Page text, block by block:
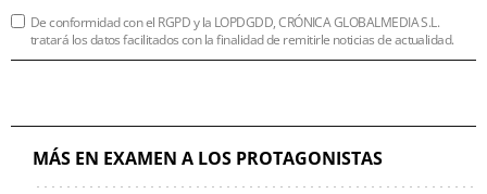
De conformidad con el RGPD y la LOPDGDD, CRÓNICA GLOBALMEDIA S.L.
tratará los datos facilitados con la finalidad de remitirle noticias de actualidad.
MÁS EN EXAMEN A LOS PROTAGONISTAS